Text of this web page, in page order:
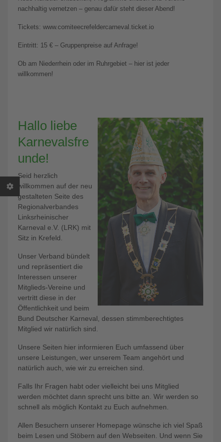
nachhaltig vernetzen – genau dafür steht dieser Abend!
Tickets: www.comiteecrefeldercarneval.ticket.io
Eintritt: 15 € – Gruppenpreise auf Anfrage!
Ob am Niederrhein oder im Ruhrgebiet – hier ist jeder
willkommen!
Hallo liebe
Karnevalsfre
unde!
Seid herzlich
willkommen auf der neu
gestalteten Seite des
Regionalverbandes
Linksrheinischer
Karneval e.V. (LRK) mit
Sitz in Krefeld.
Unser Verband bündelt
und repräsentiert die
Interessen unserer
Mitglieds-Vereine und
vertritt diese in der
Öffentlichkeit und beim
Bund Deutscher Karneval, dessen stimmberechtigtes
Mitglied wir natürlich sind.
Unsere Seiten hier informieren Euch umfassend über
unsere Leistungen, wer unserem Team angehört und
natürlich auch, wie wir zu erreichen sind.
Falls Ihr Fragen habt oder vielleicht bei uns Mitglied
werden möchtet dann sprecht uns bitte an. Wir werden so
schnell als möglich Kontakt zu Euch aufnehmen.
Allen Besuchern unserer Homepage wünsche ich viel Spaß
beim Lesen und Stöbern auf den Webseiten. Und wenn Sie